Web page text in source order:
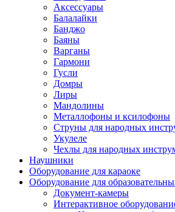
Аксессуары
Балалайки
Банджо
Баяны
Варганы
Гармони
Гусли
Домры
Лиры
Мандолины
Металлофоны и ксилофоны
Струны для народных
Укулеле
Чехлы для народных
Наушники
Оборудование для караоке
Оборудование для
Документ-камеры
Интерактивное